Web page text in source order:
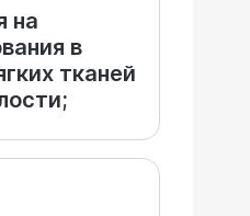
на
в
тканей